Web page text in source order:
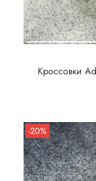
Кроссовки
-20%